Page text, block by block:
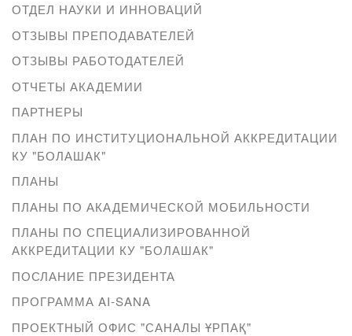
ОТДЕЛ НАУКИ И ИННОВАЦИЙ
ОТЗЫВЫ ПРЕПОДАВАТЕЛЕЙ
ОТЗЫВЫ РАБОТОДАТЕЛЕЙ
ОТЧЕТЫ АКАДЕМИИ
ПАРТНЕРЫ
ПЛАН ПО ИНСТИТУЦИОНАЛЬНОЙ АККРЕДИТАЦИИ
КУ "БОЛАШАК"
ПЛАНЫ
ПЛАНЫ ПО АКАДЕМИЧЕСКОЙ МОБИЛЬНОСТИ
ПЛАНЫ ПО СПЕЦИАЛИЗИРОВАННОЙ
АККРЕДИТАЦИИ КУ "БОЛАШАК"
ПОСЛАНИЕ ПРЕЗИДЕНТА
ПРОГРАММА AI-SANA
ПРОЕКТНЫЙ ОФИС "САНАЛЫ ҰРПАҚ"